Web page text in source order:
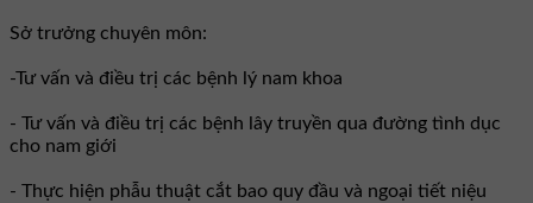
Sở trưởng chuyên môn:
-Tư vấn và điều trị các bệnh lý nam khoa
- Tư vấn và điều trị các bệnh lây truyền qua đường tình dục
cho nam giới
- Thực hiện phẫu thuật cắt bao quy đầu và ngoại tiết niệu